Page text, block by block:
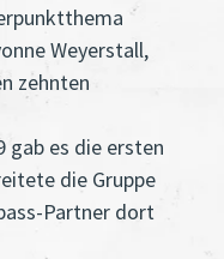
Weyerstall,
zehnten
gab es die ersten
die Gruppe
Partner dort